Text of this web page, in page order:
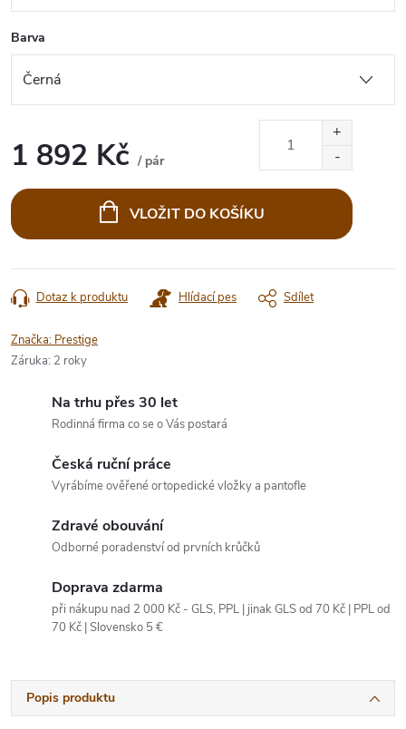
Barva
1 892 Kč / pár
cena:
VLOŽIT DO KOŠÍKU
Dotaz k produktu Hlídací pes Sdílet
Značka: Prestige
Záruka: 2 roky
Na trhu přes 30 let
Rodinná firma co se o Vás postará
Česká ruční práce
Vyrábíme ověřené ortopedické vložky a pantofle
Zdravé obouvání
Odborné poradenství od prvních krůčků
Doprava zdarma
při nákupu nad 2 000 Kč - GLS, PPL | jinak GLS od 70 Kč | PPL od
70 Kč | Slovensko 5 €
Popis produktu